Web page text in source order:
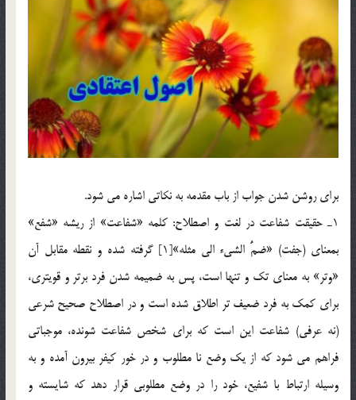
براي روشن شدن جواب از باب مقدمه به نكاتي اشاره مي شود.
1ـ حقيقت شفاعت در لغت و اصطلاح: كلمه «شفاعت» از ريشه «شفع»
بمعناي (جفت) «ضمُّ الشيء الي مثله»[1] گرفته شده و نقطه مقابل آن
«وتر» به معناي تك و تنها است، پس به ضميمه شدن فرد برتر و قويتري،
براي كمك به فرد ضعيف تر اطلاق شده است و در اصطلاح صحيح شرعي
(نه عرفي) شفاعت اين است كه برای شخص شفاعت شونده، موجباتي
فراهم مي شود كه از يك وضع نا مطلوب و در خور كيفر بيرون آمده و به
وسيله ارتباط با شفيع، خود را در وضع مطلوبي قرار دهد كه شايسته و